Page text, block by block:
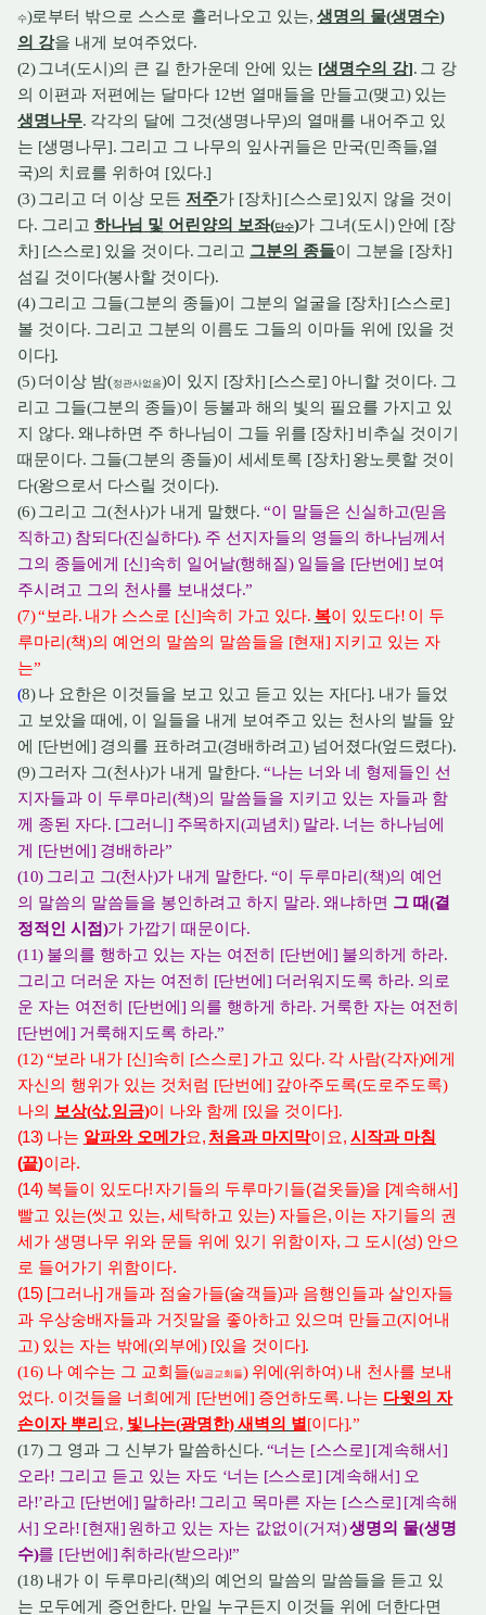
수)로부터 밖으로 스스로 흘러나오고 있는,생명의 물(생명수)
의 강을 내게 보여주었다.
(2) 그녀(도시 )의 큰 길 한가운데 안에 있는 [생명수의 강]. 그 강
의 이편과 저편에는 달마다 12번 열매들을 만들고(맺고) 있는
생명나무. 각각의 달에 그것(생명나무)의 열매를 내어주고 있
는 [생명나무]. 그리고 그 나무의 잎사귀들은 만국(민족들,열
국)의 치료를 위하여 [있다.]
(3) 그리고 더 이상 모든 저주가 [장차] [스스로] 있지 않을 것이
다. 그리고 하나님 및 어린양의 보좌(단수)가 그녀(도시 )안에 [장
차] [스스로] 있을 것이다. 그리고 그분의 종들이 그분을 [장차]
섬길 것이다(봉사할 것이다).
(4) 그리고 그들(그분의 종들)이 그분의 얼굴을 [장차] [스스로]
볼 것이다. 그리고 그분의 이름도 그들의 이마들 위에 [있을 것
이다].
(5)더이상 밤(정관사없음)이 있지 [장차] [스스로] 아니할 것이다. 그
리고 그들(그분의 종들)이 등불과 해의 빛의 필요를 가지고 있
지 않다. 왜냐하면 주 하나님이 그들 위를 [장차] 비추실 것이기
때문이다. 그들(그분의 종들)이 세세토록 [장차] 왕노릇할 것이
다(왕으로서 다스릴 것이다).
(6) 그리고 그(천사)가 내게 말했다. “이 말들은 신실하고(믿음
직하고) 참되다(진실하다). 주 선지자들의 영들의 하나님께서
그의 종들에게 [신]속히 일어날(행해질) 일들을 [단번에] 보여
주시려고 그의 천사를 보내셨다.”
(7) “보라. 내가 스스로 [신 ]속히 가고 있다. 복이 있도다! 이 두
루마리 (책)의 예언의 말씀의 말씀들을 [현재] 지키고 있는 자
는”
(8)나 요한은 이것들을 보고 있고 듣고 있는 자[다]. 내가 들었
고 보았을 때에 , 이 일들을 내게 보여주고 있는 천사의 발들 앞
에 [단번에] 경의를 표하려고(경배하려고) 넘어졌다(엎드렸다).
(9) 그러자 그(천사)가 내게 말한다. “나는 너와 네 형제들인 선
지자들과 이 두루마리 (책)의 말씀들을 지키고 있는 자들과 함
께 종된 자다. [그러니 ] 주목하지 (괴념치) 말라. 너는 하나님에
게 [단번에] 경배하라”
(10) 그리고 그(천사)가 내게 말한다. “이 두루마리(책)의 예언
의 말씀의 말씀들을 봉인하려고 하지 말라. 왜냐하면 그 때(결
정적인 시점)가 가깝기 때문이다.
(11) 불의를 행하고 있는 자는 여전히 [단번에] 불의하게 하라.
그리고 더러운 자는 여전히 [단번에] 더러워지도록 하라. 의로
운 자는 여전히 [단번에] 의를 행하게 하라. 거룩한 자는 여전히
[단번에] 거룩해지도록 하라.”
(12) “보라 내가 [신]속히 [스스로] 가고 있다. 각 사람(각자)에게
자신의 행위가 있는 것처럼 [단번에] 갚아주도록(도로주도록)
나의
보상(삯,임금)이 나와 함께 [있을 것이다].
(13) 나는 알파와 오메가요, 처음과 마지막이요,시작과 마침
(끝)이라.
(14) 복들이 있도다! 자기들의 두루마기들(겉옷들)을 [계속해서]
빨고 있는(씻고 있는,세탁하고 있는) 자들은, 이는 자기들의 권
세가 생명나무 위와 문들 위에 있기 위함이자, 그 도시(성) 안으
로 들어가기 위함이다.
(15) [그러나] 개들과 점술가들(술객들)과 음행인들과 살인자들
과 우상숭배자들과 거짓말을 좋아하고 있으며 만들고(지어내
고) 있는 자는 밖에 (외부에) [있을 것이다].
(16) 나 예수는 그 교회들(일곱교회들) 위에 (위하여) 내 천사를 보내
었다. 이것들을 너희에게 [단번에] 증언하도록. 나는 다윗의 자
손이자 뿌리 요, 빛나는(광명한)새벽의 별 [이다].”
(17) 그 영과 그 신부가 말씀하신다. “너는 [스스로] [계속해서]
오라! 그리고 듣고 있는 자도 ‘너는 [스스로] [계속해서] 오
라!’라고 [단번에] 말하라! 그리고 목마른 자는 [스스로] [계속해
서] 오라! [현재] 원하고 있는 자는 값없이(거져)생명의 물(생명
수)를 [단번에 ] 취하라(받으라)!”
(18) 내가 이 두루마리 (책)의 예언의 말씀의 말씀들을 듣고 있
는 모두에게 증언한다. 만일 누구든지 이것들 위에 더한다면